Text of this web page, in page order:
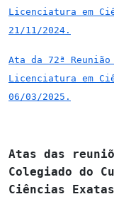
Licenciatura em
21/11/2024.
Ata da 72ª
Licenciatura em
06/03/2025.
Atas das
Colegiado do
Ciências Exatas